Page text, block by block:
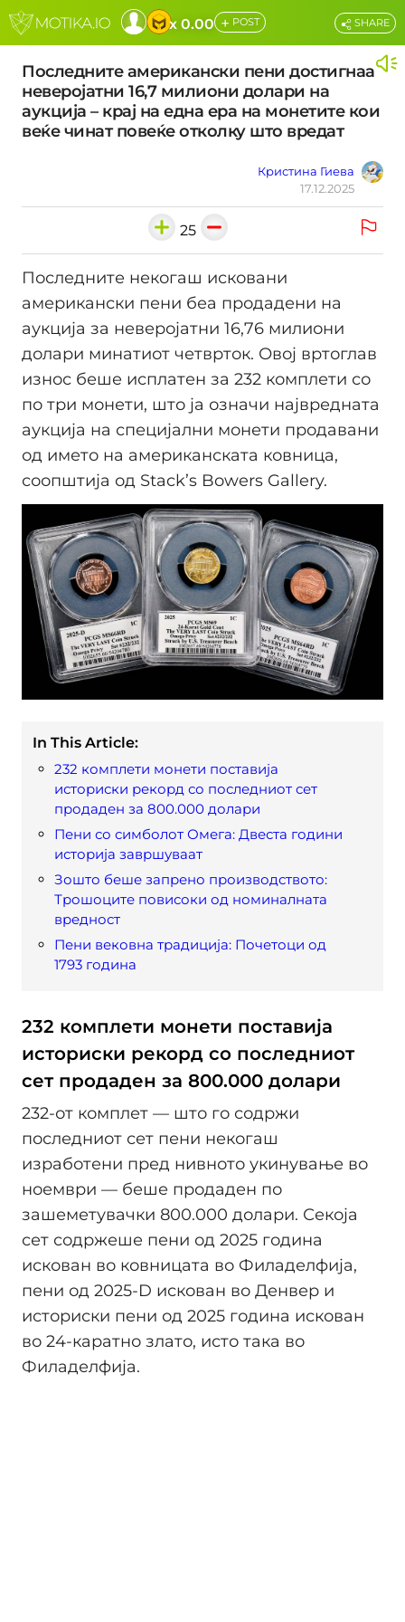
x 0.00 + POST
Последните американски пени достигнаа
неверојатни 16,7 милиони долари на
аукција – крај на една ера на монетите кои
веќе чинат повеќе отколку што вредат
Кристина Гиева
17.12.2025
SHARE
25
Последните некогаш исковани
американски пени беа продадени на
аукција за неверојатни 16,76 милиони
долари минатиот четврток. Овој вртоглав
износ беше исплатен за 232 комплети со
по три монети, што ја означи највредната
аукција на специјални монети продавани
од името на американската ковница,
соопштија од Stack’s Bowers Gallery.
In This Article:
232 комплети монети поставија
историски рекорд со последниот сет
продаден за 800.000 долари
Пени со симболот Омега: Двеста години
историја завршуваат
Зошто беше запрено производството:
Трошоците повисоки од номиналната
вредност
Пени вековна традиција: Почетоци од
1793 година
232 комплети монети поставија
историски рекорд со последниот
сет продаден за 800.000 долари
232-от комплет — што го содржи
последниот сет пени некогаш
изработени пред нивното укинување во
ноември — беше продаден по
зашеметувачки 800.000 долари. Секоја
сет содржеше пени од 2025 година
искован во ковницата во Филаделфија,
пени од 2025-D искован во Денвер и
историски пени од 2025 година искован
во 24-каратно злато, исто така во
Филаделфија.